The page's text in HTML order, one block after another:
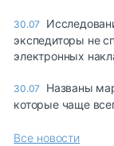
30.07
экспедиторы не
электронных
30.07
Названы
которые чаще
Все новости